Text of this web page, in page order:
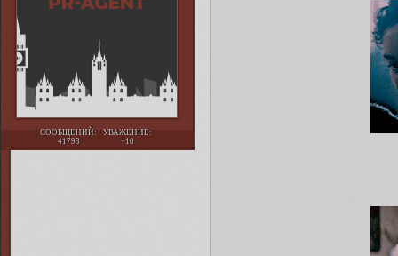
СООБЩЕНИЙ:
41793
УВАЖЕНИЕ:
+10